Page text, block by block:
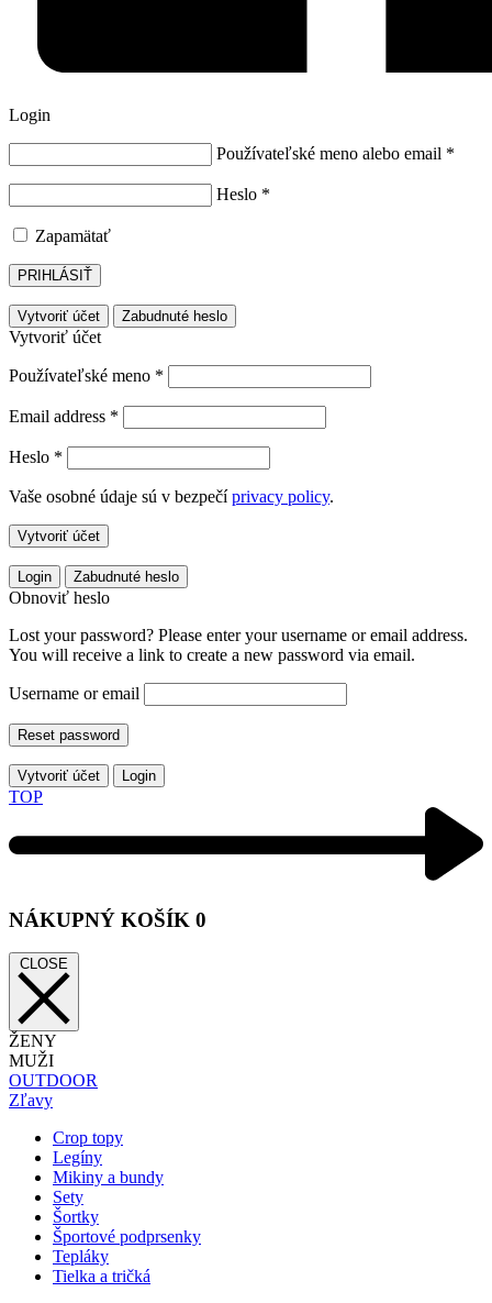
Login
Používateľské meno alebo email *
Heslo *
Zapamätať
PRIHLÁSIŤ
Vytvoriť účet Zabudnuté heslo
Vytvoriť účet
Používateľské meno *
Email address *
Heslo *
Vaše osobné údaje sú v bezpečíprivacy policy.
Vytvoriť účet
Login Zabudnuté heslo
Obnoviť heslo
Lost your password? Please enter your username or email address.
You will receive a link to create a new password via email.
Username or email
Reset password
Vytvoriť účet Login
TOP
NÁKUPNÝ KOŠÍK 0
CLOSE
ŽENY
MUŽI
OUTDOOR
Zľavy
Crop topy
Legíny
Mikiny a bundy
Sety
Šortky
Športové podprsenky
Tepláky
Tielka a tričká